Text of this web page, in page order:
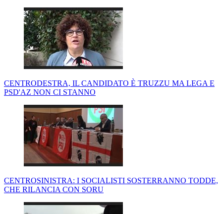
CENTRODESTRA, IL CANDIDATO È TRUZZU MA LEGA E
PSD'AZ NON CI STANNO
CENTROSINISTRA: I SOCIALISTI SOSTERRANNO TODDE,
CHE RILANCIA CON SORU